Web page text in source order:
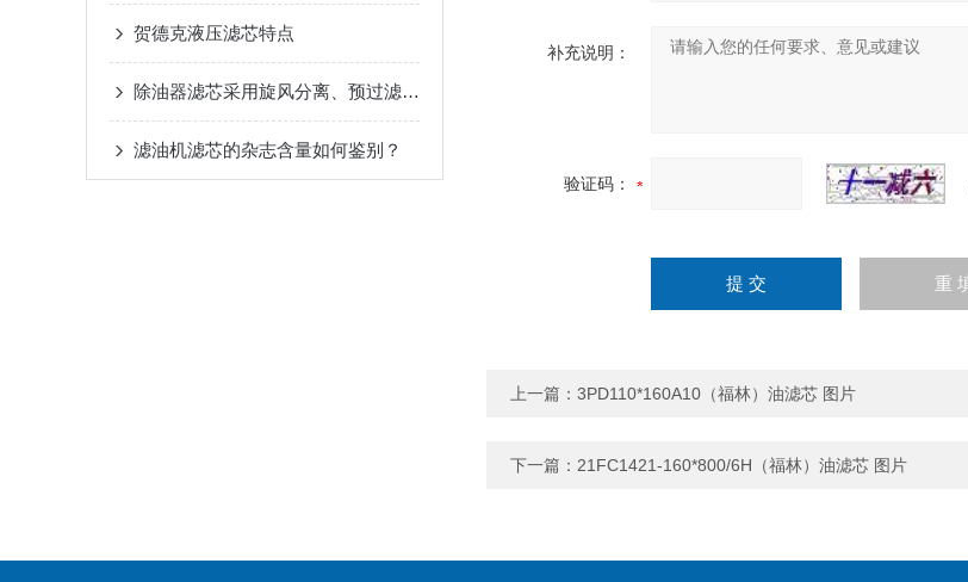
贺德克液压滤芯特点
除油器滤芯采用旋风分离、预过滤器和凝聚式精滤三级净化
滤油机滤芯的杂志含量如何鉴别？
补充说明：
验证码：
上一篇： 3PD110*160A10（福林）油滤芯 图片
下一篇： 21FC1421-160*800/6H（福林）油滤芯 图片